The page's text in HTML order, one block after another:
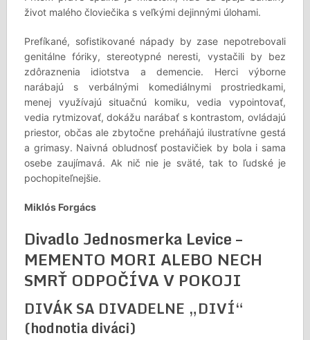
život malého človiečika s veľkými dejinnými úlohami.
Prefíkané, sofistikované nápady by zase nepotrebovali
genitálne fóriky, stereotypné neresti, vystačili by bez
zdôraznenia idiotstva a demencie. Herci výborne
narábajú s verbálnými komediálnymi prostriedkami,
menej využívajú situačnú komiku, vedia vypointovať,
vedia rytmizovať, dokážu narábať s kontrastom, ovládajú
priestor, občas ale zbytočne preháňajú ilustratívne gestá
a grimasy. Naivná obludnosť postavičiek by bola i sama
osebe zaujímavá. Ak nič nie je sväté, tak to ľudské je
pochopiteľnejšie.
Miklós Forgács
Divadlo Jednosmerka Levice –
MEMENTO MORI ALEBO NECH
SMRŤ ODPOČÍVA V POKOJI
DIVÁK SA DIVADELNE „DIVÍ“
(hodnotia diváci)